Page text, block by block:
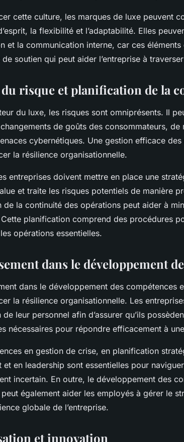
cette culture, les marques de luxe peuvent
la flexibilité et l’adaptabilité. Elles
et la communication interne, car ces
soutien qui peut aider l’entreprise à
risque et planification de la
du luxe, les risques sont omniprésents. Il
de goûts des consommateurs,
cybernétiques. Une gestion efficace
la résilience organisationnelle.
entreprises doivent mettre en place une
et traite les risques potentiels de manière
de la continuité des opérations peut aider à
Cette planification comprend des procédures
opérations essentielles.
dans le développement
dans le développement des compétences
la résilience organisationnelle. Les
leur personnel afin d’assurer qu’ils
nécessaires pour répondre efficacement à
en gestion de crise, en planification
et en leadership sont essentielles pour
incertain. En outre, le développement des
également aider les employés à gérer le
globale de l’entreprise.
et innovation